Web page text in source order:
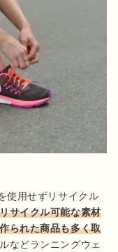
使用せずリサイクル
リサイクル可能な素材
られた商品も多く取
などランニングウェ